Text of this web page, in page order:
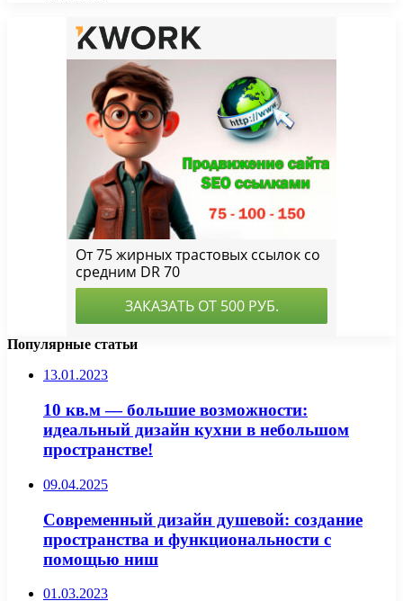
Популярные статьи
13.01.2023
10 кв.м — большие возможности:
идеальный дизайн кухни в небольшом
пространстве!
09.04.2025
Современный дизайн душевой: создание
пространства и функциональности с
помощью ниш
01.03.2023